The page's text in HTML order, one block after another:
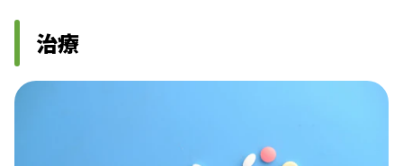
治療